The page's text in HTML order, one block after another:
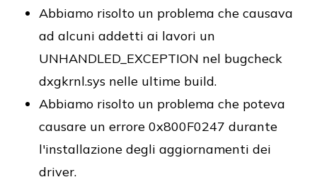
Abbiamo risolto un problema che causava
ad alcuni addetti ai lavori un
UNHANDLED_EXCEPTION nel bugcheck
dxgkrnl.sys nelle ultime build.
Abbiamo risolto un problema che poteva
causare un errore 0x800F0247 durante
l'installazione degli aggiornamenti dei
driver.